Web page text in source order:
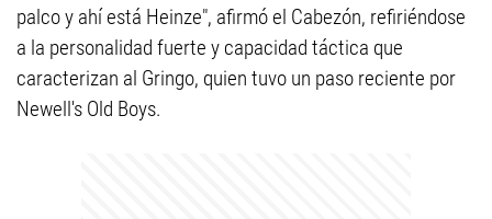
palco y ahí está Heinze", afirmó el Cabezón, refiriéndose
a la personalidad fuerte y capacidad táctica que
caracterizan al Gringo, quien tuvo un paso reciente por
Newell's Old Boys.